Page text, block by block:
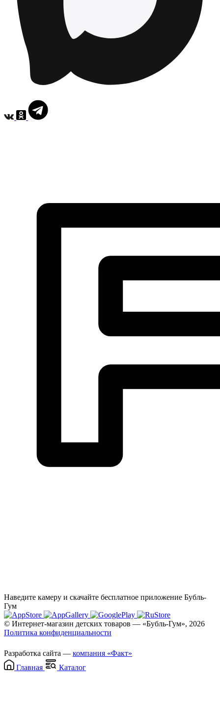
Наведите камеру и скачайте бесплатное приложение Бубль-
Гум
© Интернет-магазин детских товаров — «Бубль-Гум», 2026
Политика конфиденциальности
Разработка сайта — компания «Факт»
Главная
Каталог